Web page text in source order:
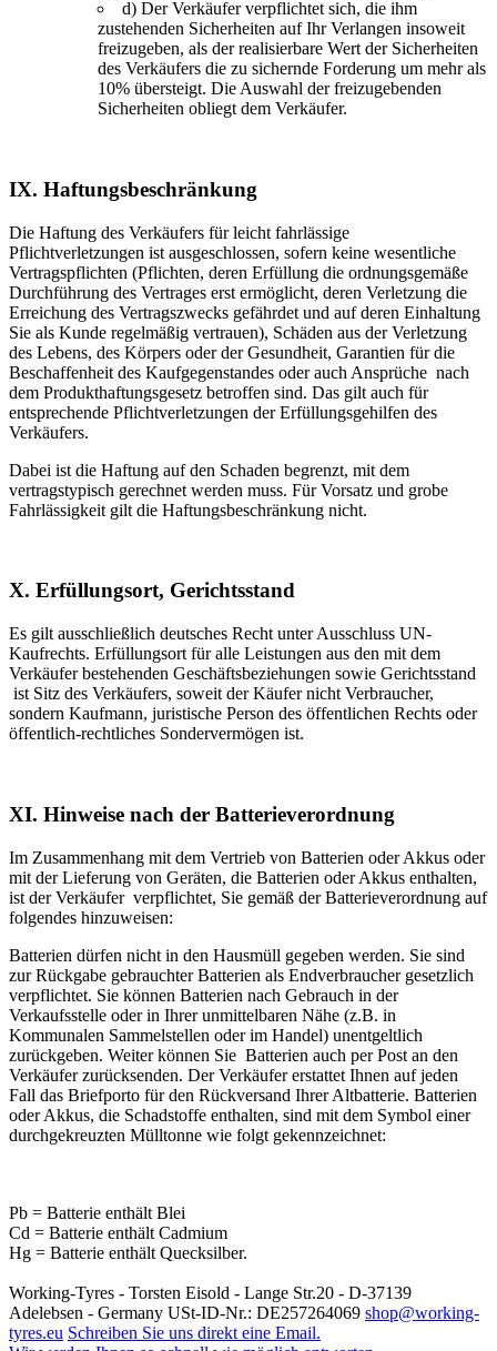
d) Der Verkäufer verpflichtet sich, die ihm
zustehenden Sicherheiten auf Ihr Verlangen insoweit
freizugeben, als der realisierbare Wert der Sicherheiten
des Verkäufers die zu sichernde Forderung um mehr als
10% übersteigt. Die Auswahl der freizugebenden
Sicherheiten obliegt dem Verkäufer.
IX. Haftungsbeschränkung
Die Haftung des Verkäufers für leicht fahrlässige
Pflichtverletzungen ist ausgeschlossen, sofern keine wesentliche
Vertragspflichten (Pflichten, deren Erfüllung die ordnungsgemäße
Durchführung des Vertrages erst ermöglicht, deren Verletzung die
Erreichung des Vertragszwecks gefährdet und auf deren Einhaltung
Sie als Kunde regelmäßig vertrauen), Schäden aus der Verletzung
des Lebens, des Körpers oder der Gesundheit, Garantien für die
Beschaffenheit des Kaufgegenstandes oder auch Ansprüche nach
dem Produkthaftungsgesetz betroffen sind. Das gilt auch für
entsprechende Pflichtverletzungen der Erfüllungsgehilfen des
Verkäufers.
Dabei ist die Haftung auf den Schaden begrenzt, mit dem
vertragstypisch gerechnet werden muss. Für Vorsatz und grobe
Fahrlässigkeit gilt die Haftungsbeschränkung nicht.
X. Erfüllungsort, Gerichtsstand
Es gilt ausschließlich deutsches Recht unter Ausschluss UN-
Kaufrechts. Erfüllungsort für alle Leistungen aus den mit dem
Verkäufer bestehenden Geschäftsbeziehungen sowie Gerichtsstand
ist Sitz des Verkäufers, soweit der Käufer nicht Verbraucher,
sondern Kaufmann, juristische Person des öffentlichen Rechts oder
öffentlich-rechtliches Sondervermögen ist.
XI. Hinweise nach der Batterieverordnung
Im Zusammenhang mit dem Vertrieb von Batterien oder Akkus oder
mit der Lieferung von Geräten, die Batterien oder Akkus enthalten,
ist der Verkäufer verpflichtet, Sie gemäß der Batterieverordnung auf
folgendes hinzuweisen:
Batterien dürfen nicht in den Hausmüll gegeben werden. Sie sind
zur Rückgabe gebrauchter Batterien als Endverbraucher gesetzlich
verpflichtet. Sie können Batterien nach Gebrauch in der
Verkaufsstelle oder in Ihrer unmittelbaren Nähe (z.B. in
Kommunalen Sammelstellen oder im Handel) unentgeltlich
zurückgeben. Weiter können Sie Batterien auch per Post an den
Verkäufer zurücksenden. Der Verkäufer erstattet Ihnen auf jeden
Fall das Briefporto für den Rückversand Ihrer Altbatterie. Batterien
oder Akkus, die Schadstoffe enthalten, sind mit dem Symbol einer
durchgekreuzten Mülltonne wie folgt gekennzeichnet:
Pb = Batterie enthält Blei
Cd = Batterie enthält Cadmium
Hg = Batterie enthält Quecksilber.
Working-Tyres - Torsten Eisold - Lange Str.20 - D-37139
Adelebsen - Germany USt-ID-Nr.: DE257264069 shop@working-
tyres.eu Schreiben Sie uns direkt eine Email.